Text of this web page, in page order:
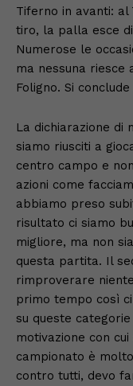
Tiferno in avanti: al
tiro, la palla esce
Numerose le
ma nessuna
Foligno. Si
La dichiarazione di
siamo riusciti a
centro campo e
azioni come
abbiamo preso
risultato ci siamo
migliore, ma non
questa partita. Il
rimproverare
primo tempo così
su queste
motivazione con
campionato è
contro tutti, devo